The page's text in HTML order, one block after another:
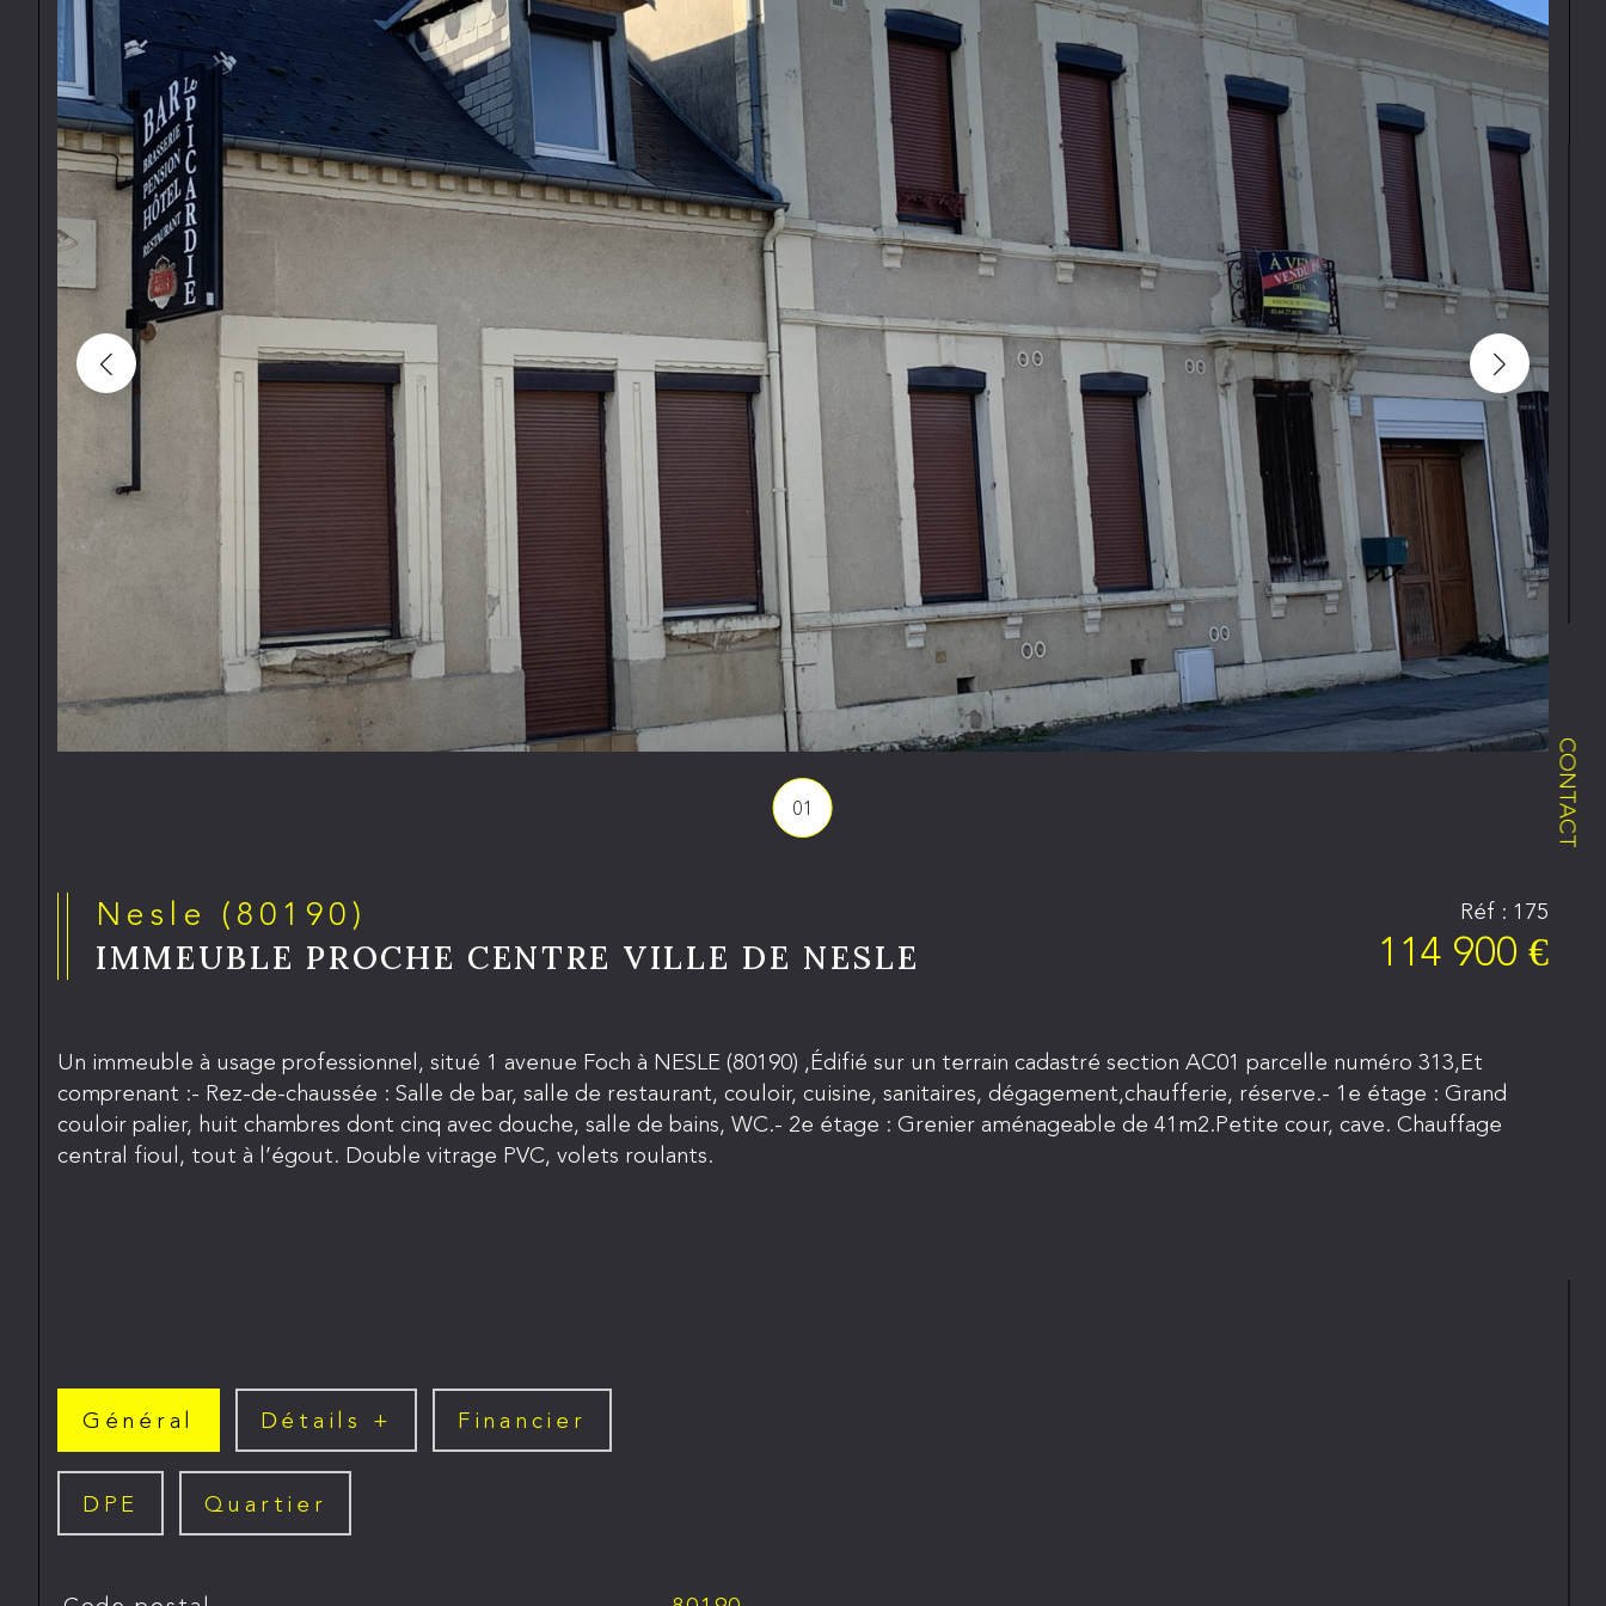
CONTACT
01
Nesle (80190)
IMMEUBLE PROCHE CENTRE VILLE DE NESLE
Réf : 175
114 900 €
Un immeuble à usage professionnel, situé 1 avenue Foch à NESLE (80190) ,Édifié sur un terrain cadastré section AC01 parcelle numéro 313,Et
comprenant :- Rez-de-chaussée : Salle de bar, salle de restaurant, couloir, cuisine, sanitaires, dégagement,chaufferie, réserve.- 1e étage : Grand
couloir palier, huit chambres dont cinq avec douche, salle de bains, WC.- 2e étage : Grenier aménageable de 41m2.Petite cour, cave. Chauffage
central fioul, tout à l’égout. Double vitrage PVC, volets roulants.
Général Détails + Financier
DPE Quartier